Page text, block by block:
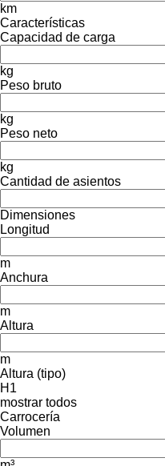
km
Características
Capacidad de carga
kg
Peso bruto
kg
Peso neto
kg
Cantidad de asientos
Dimensiones
Longitud
m
Anchura
m
Altura
m
Altura (tipo)
H1
mostrar todos
Carrocería
Volumen